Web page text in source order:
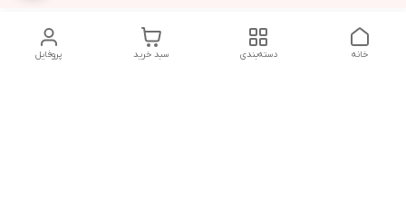
پروفایل سبد خرید دسته‌بندی خانه